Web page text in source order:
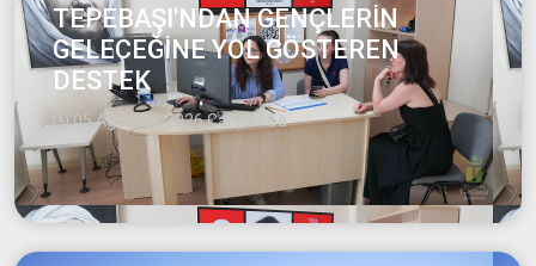
TEPEBAŞI'NDAN GENÇLERİN
GELECEĞİNE YOL GÖSTEREN
DESTEK
05 Ağustos 2026 Çarşamba